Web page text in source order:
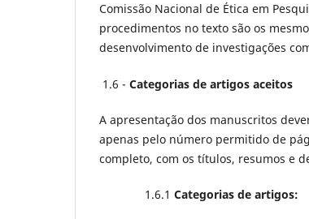
Comissão Nacional de Ética em
procedimentos no texto são os
desenvolvimento de investigações
1.6 - Categorias de artigos aceitos
A apresentação dos manuscritos
apenas pelo número permitido de
completo, com os títulos, resumos e
1.6.1 Categorias de artigos: